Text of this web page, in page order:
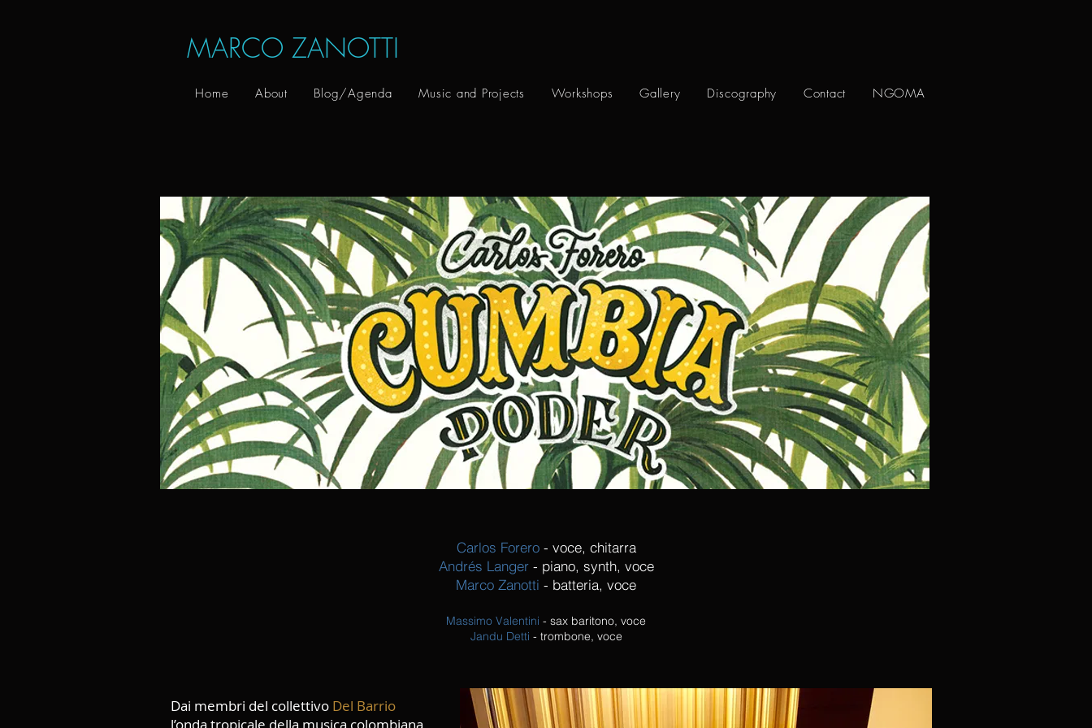
MARCO ZANOTTI
Home About Blog/Agenda Music and Projects Workshops Gallery Discography Contact NGOMA
Carlos Forero - voce, chitarra
Andrés Langer - piano, synth, voce
Marco Zanotti - batteria, voce
Massimo Valentini - sax baritono, voce
Jandu Detti - trombone, voce
Dai membri del collettivo Del Barrio